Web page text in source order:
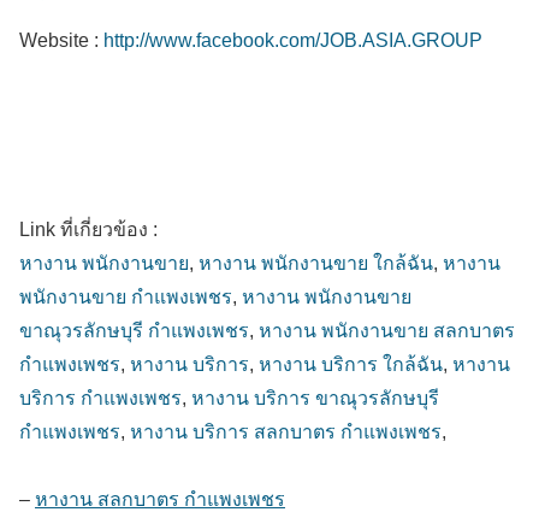
Website : http://www.facebook.com/JOB.ASIA.GROUP
Link ที่เกี่ยวข้อง :
หางาน พนักงานขาย, หางาน พนักงานขาย ใกล้ฉัน, หางาน
พนักงานขาย กำแพงเพชร, หางาน พนักงานขาย
ขาณุวรลักษบุรี กำแพงเพชร, หางาน พนักงานขาย สลกบาตร
กำแพงเพชร, หางาน บริการ, หางาน บริการ ใกล้ฉัน, หางาน
บริการ กำแพงเพชร, หางาน บริการ ขาณุวรลักษบุรี
กำแพงเพชร, หางาน บริการ สลกบาตร กำแพงเพชร,
– หางาน สลกบาตร กำแพงเพชร